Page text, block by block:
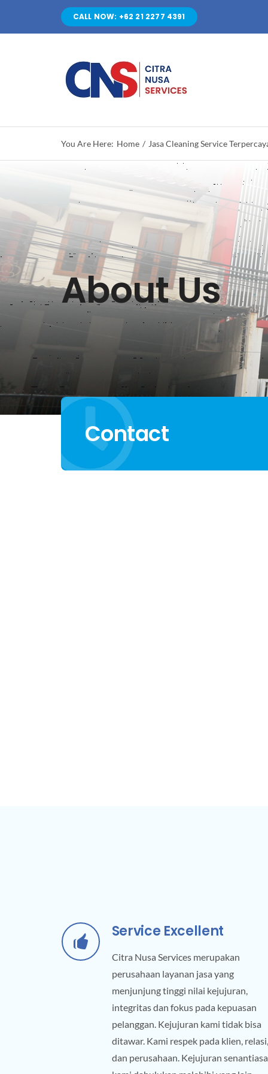
CALL NOW: +62 21 2277 4391
You Are Here: Home Jasa Cleaning Service
About Us
Contact
Service Excellent
Citra Nusa Services merupakan
perusahaan layanan jasa yang
menjunjung tinggi nilai kejujuran,
integritas dan fokus pada kepuasan
pelanggan. Kejujuran kami tidak bisa
ditawar. Kami respek pada klien, relasi,
dan perusahaan. Kejujuran senantiasa